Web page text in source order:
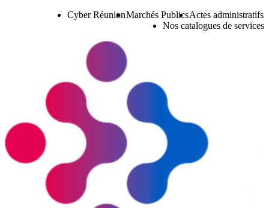
Cyber RéunionMarchés PublicsActes administratifs
Nos catalogues de services